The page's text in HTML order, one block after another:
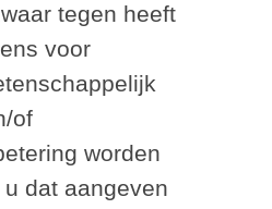
tegen heeft
voor
of
worden
dat aangeven